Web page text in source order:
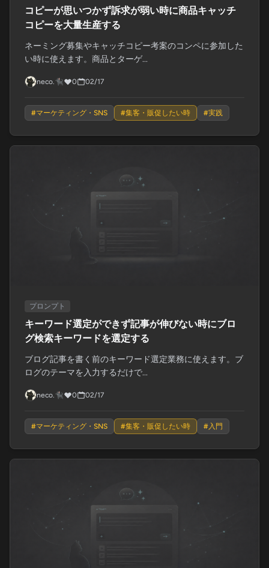
コピーが思いつかず訴求が弱い時に商品キャッチ
コピーを大量生産する
ネーミング募集やキャッチコピー考案のコンペに参加した
い時に使えます。商品とターゲ...
neco.🐈‍⬛ 0 02/17
#マーケティング・SNS #集客・販促したい時 #実践
プロンプト
キーワード選定ができず記事が伸びない時にブロ
グ検索キーワードを選定する
ブログ記事を書く前のキーワード選定業務に使えます。ブ
ログのテーマを入力するだけで...
neco.🐈‍⬛ 0 02/17
#マーケティング・SNS #集客・販促したい時 # 入門